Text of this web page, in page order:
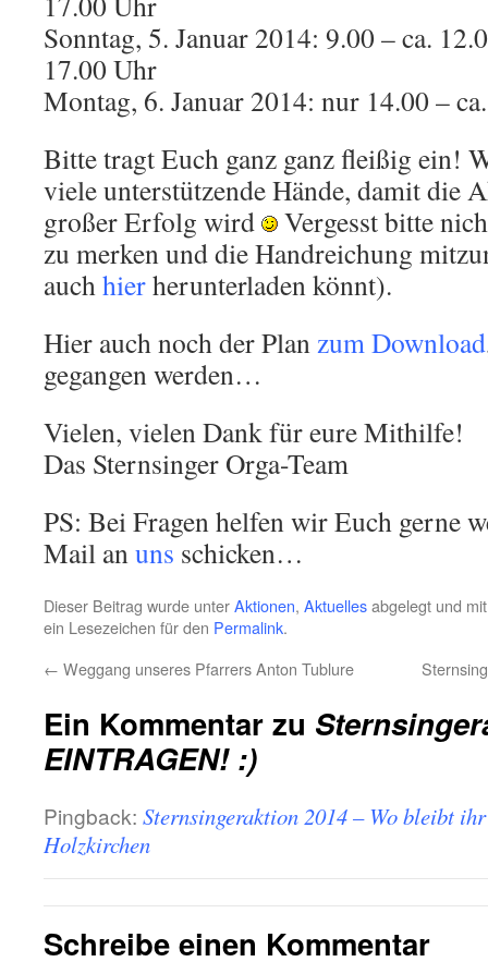
Sonntag, 5. Januar 2014: 9.00 – ca.
17.00 Uhr
Montag, 6. Januar 2014: nur 14.00 –
Bitte tragt Euch ganz ganz fleißig ein!
viele unterstützende Hände, damit die
großer Erfolg wird
Vergesst bitte
zu merken und die Handreichung
auchhierherunterladen könnt).
Hier auch noch der Planzum Download
gegangen werden…
Vielen, vielen Dank für eure Mithilfe!
Das Sternsinger Orga-Team
PS: Bei Fragen helfen wir Euch gerne
Mail anuns schicken…
Dieser Beitrag wurde unterAktionen, Aktuellesabgelegt und
ein Lesezeichen für den Permalink.
← Weggang unseres Pfarrers Anton Tublure
Ein Kommentar zu
EINTRAGEN! :)
Pingback: Sternsingeraktion 2014 – Wo bleibt
Holzkirchen
Schreibe einen Kommentar